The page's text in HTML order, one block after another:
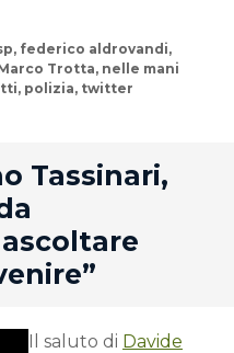
, federico aldrovandi,
Trotta, nelle mani
, polizia, twitter
Tassinari,
Il saluto di Davide